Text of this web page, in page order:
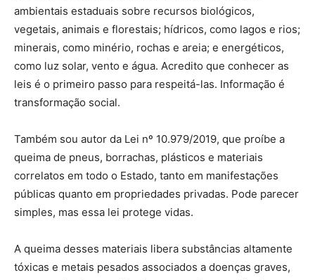
ambientais estaduais sobre recursos biológicos,
vegetais, animais e florestais; hídricos, como lagos e rios;
minerais, como minério, rochas e areia; e energéticos,
como luz solar, vento e água. Acredito que conhecer as
leis é o primeiro passo para respeitá-las. Informação é
transformação social.
Também sou autor da Lei nº 10.979/2019, que proíbe a
queima de pneus, borrachas, plásticos e materiais
correlatos em todo o Estado, tanto em manifestações
públicas quanto em propriedades privadas. Pode parecer
simples, mas essa lei protege vidas.
A queima desses materiais libera substâncias altamente
tóxicas e metais pesados associados a doenças graves,